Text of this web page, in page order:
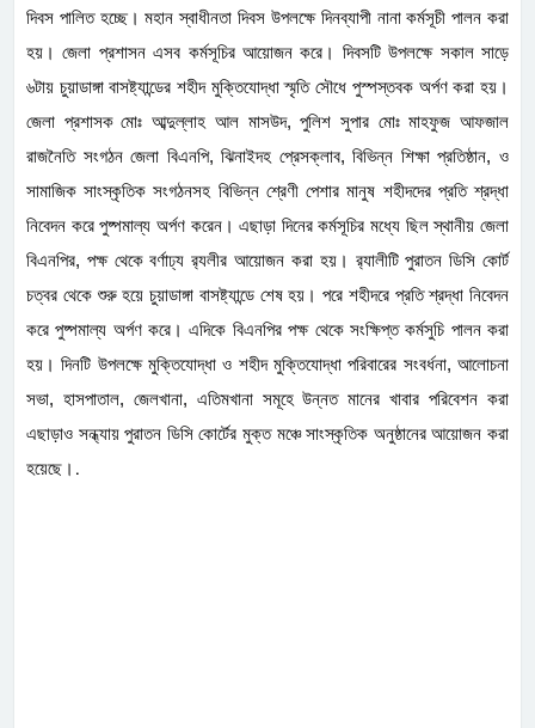
দিবস পালিত হচ্ছে। মহান স্বাধীনতা দিবস উপলক্ষে দিনব্যাপী নানা কর্মসূচী পালন করা
হয়। জেলা প্রশাসন এসব কর্মসূচির আয়োজন করে। দিবসটি উপলক্ষে সকাল সাড়ে
৬টায় চুয়াডাঙ্গা বাসষ্ট্যান্ডের শহীদ মুক্তিযোদ্ধা স্মৃতি সৌধে পুস্পস্তবক অর্পণ করা হয়।
জেলা প্রশাসক মোঃ আব্দুল্লাহ আল মাসউদ, পুলিশ সুপার মোঃ মাহফুজ আফজাল
রাজনৈতি সংগঠন জেলা বিএনপি, ঝিনাইদহ প্রেসক্লাব, বিভিন্ন শিক্ষা প্রতিষ্ঠান, ও
সামাজিক সাংস্কৃতিক সংগঠনসহ বিভিন্ন শ্রেণী পেশার মানুষ শহীদদের প্রতি শ্রদ্ধা
নিবেদন করে পুষ্পমাল্য অর্পণ করেন। এছাড়া দিনের কর্মসূচির মধ্যে ছিল স্থানীয় জেলা
বিএনপির, পক্ষ থেকে বর্ণাঢ্য র‌্যলীর আয়োজন করা হয়। র‌্যালীটি পুরাতন ডিসি কোর্ট
চত্বর থেকে শুরু হয়ে চুয়াডাঙ্গা বাসষ্ট্যান্ডে শেষ হয়। পরে শহীদরে প্রতি শ্রদ্ধা নিবেদন
করে পুষ্পমাল্য অর্পণ করে। এদিকে বিএনপির পক্ষ থেকে সংক্ষিপ্ত কর্মসুচি পালন করা
হয়। দিনটি উপলক্ষে মুক্তিযোদ্ধা ও শহীদ মুক্তিযোদ্ধা পরিবারের সংবর্ধনা, আলোচনা
সভা, হাসপাতাল, জেলখানা, এতিমখানা সমূহে উন্নত মানের খাবার পরিবেশন করা
এছাড়াও সন্ধ্যায় পুরাতন ডিসি কোর্টের মুক্ত মঞ্চে সাংস্কৃতিক অনুষ্ঠানের আয়োজন করা
হয়েছে। .